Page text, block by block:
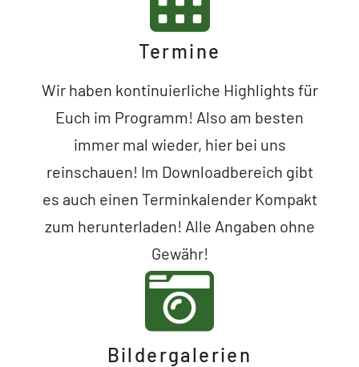
Termine
Wir haben kontinuierliche Highlights für
Euch im Programm! Also am besten
immer mal wieder, hier bei uns
reinschauen! Im Downloadbereich gibt
es auch einen Terminkalender Kompakt
zum herunterladen! Alle Angaben ohne
Gewähr!
Bildergalerien